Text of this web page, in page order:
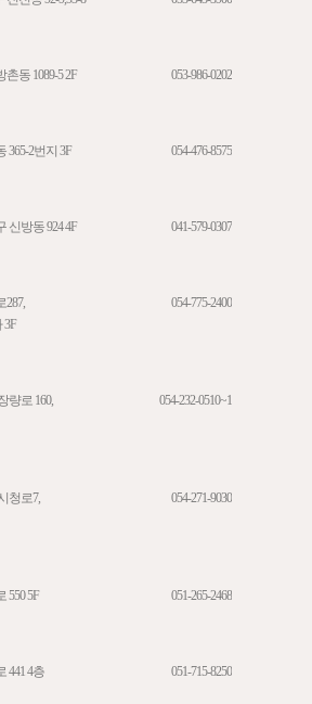
동 1089-5 2F 053-986-0202
365-2번지 3F 054-476-8575
신방동 924 4F 041-579-0307
287,
3F
054-775-2400
량로 160,
054-232-0510~1
청로7,
054-271-9030
550 5F 051-265-2468
441 4층 051-715-8250